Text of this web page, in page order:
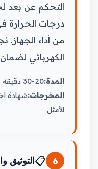
التحكم عن بعد
درجات الحرارة
من أداء الجهاز.
الكهربائي لضمان
المدة:20-30 دقيقة
المخرجات:شهادة
الأمثل
6
📋 التوثيق